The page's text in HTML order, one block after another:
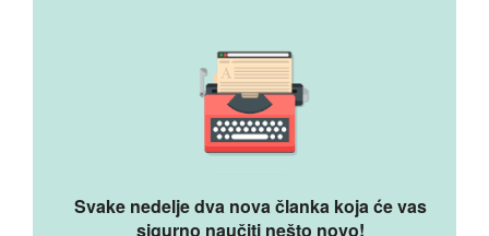
Svake nedelje dva nova članka koja će vas
sigurno naučiti nešto novo!